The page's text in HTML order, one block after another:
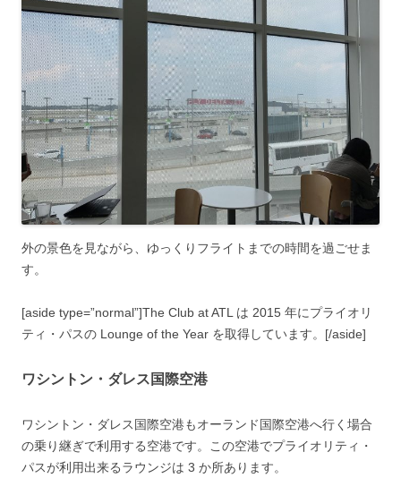
外の景色を見ながら、ゆっくりフライトまでの時間を過ごせま
す。
[aside type=”normal”]The Club at ATL は 2015 年にプライオリ
ティ・パスの Lounge of the Year を取得しています。[/aside]
ワシントン・ダレス国際空港
ワシントン・ダレス国際空港もオーランド国際空港へ行く場合
の乗り継ぎで利用する空港です。この空港でプライオリティ・
パスが利用出来るラウンジは 3 か所あります。